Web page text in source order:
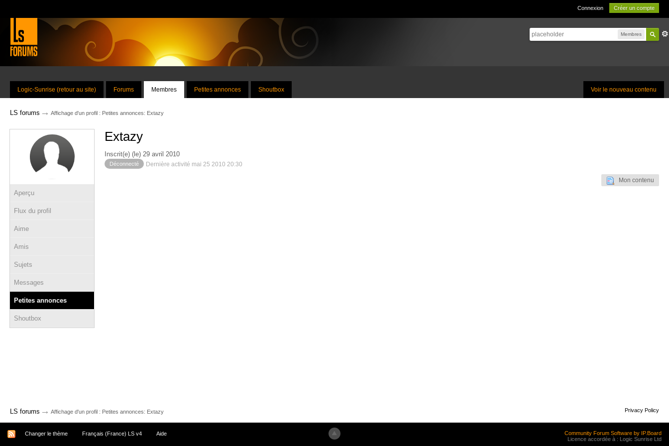
Connexion Créer un compte
Membres
Voir le nouveau contenu
Logic-Sunrise (retour au site) Forums Membres Petites annonces Shoutbox
LS forums → Affichage d'un profil : Petites annonces: Extazy
Aperçu
Flux du profil
Aime
Amis
Sujets
Messages
Petites annonces
Shoutbox
Extazy
Inscrit(e) (le) 29 avril 2010
Déconnecté Dernière activité mai 25 2010 20:30
Mon contenu
LS forums → Affichage d'un profil : Petites annonces: Extazy Privacy Policy
Changer le thème Français (France) LS v4 Aide
Community Forum Software by IP.Board
Licence accordée à : Logic Sunrise Ltd